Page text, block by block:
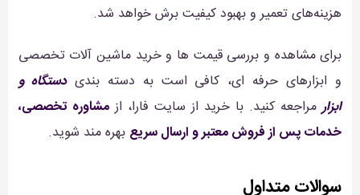
هزینه‌های تعمیر و بهبود کیفیت برش خواهد شد.
برای مشاهده و بررسی قیمت ها و خرید ماشین آلات تخصصی
و ابزارهای حرفه ای، کافی است به دسته بندیدستگاه و
ابزارمراجعه کنید. با خرید از سایت فارا، ازمشاوره تخصصی،
خدمات پس از فروش معتبر و ارسال سریع بهره مند شوید.
سوالات متداول